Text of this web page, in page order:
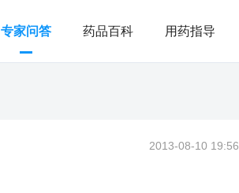
专家问答 药品百科 用药指导
2013-08-10 19:56